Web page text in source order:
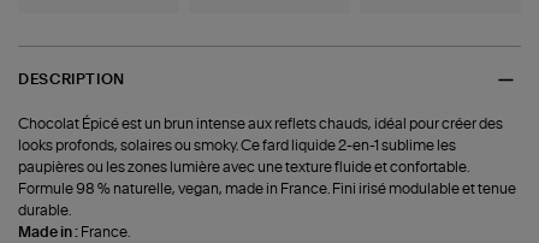
DESCRIPTION
Chocolat Épicé est un brun intense aux reflets chauds, idéal pour créer des
looks profonds, solaires ou smoky. Ce fard liquide 2-en-1 sublime les
paupières ou les zones lumière avec une texture fluide et confortable.
Formule 98 % naturelle, vegan, made in France. Fini irisé modulable et tenue
durable.
Made in : France.